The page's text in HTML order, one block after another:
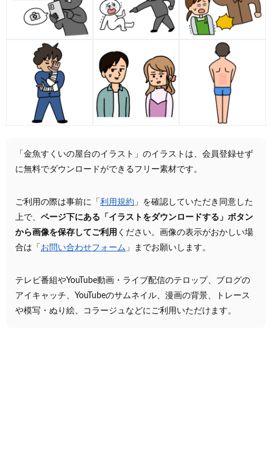
「金魚すくいの屋台のイラスト」のイラストは、会員登録せず
に無料でダウンロードができるフリー素材です。
ご利用の際は事前に「 利用規約 」を確認していただき同意した
上で、 ページ下にある「イラストをダウンロードする」ボタン
から画像を保存してご利用 ください。画像の表示がおかしい場
合は「 お問い合わせフォーム 」までお願いします。
テレビ番組やYouTube動画・ライブ配信のテロップ、ブログの
アイキャッチ、YouTubeのサムネイル、漫画の背景、トレース
や模写・ぬり絵、コラージュなどにご利用いただけます。